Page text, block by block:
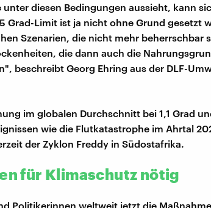
unter diesen Bedingungen aussieht, kann
Grad-Limit ist ja nicht ohne Grund gesetzt
Szenarien, die nicht mehr beherrschbar
die dann auch die
beschreibt Georg Ehring aus der DLF-
im globalen Durchschnitt bei 1,1 Grad
wie die Flutkatastrophe im Ahrtal
der Zyklon Freddy in Südostafrika.
für Klimaschutz nötig
Politikerinnen weltweit jetzt die